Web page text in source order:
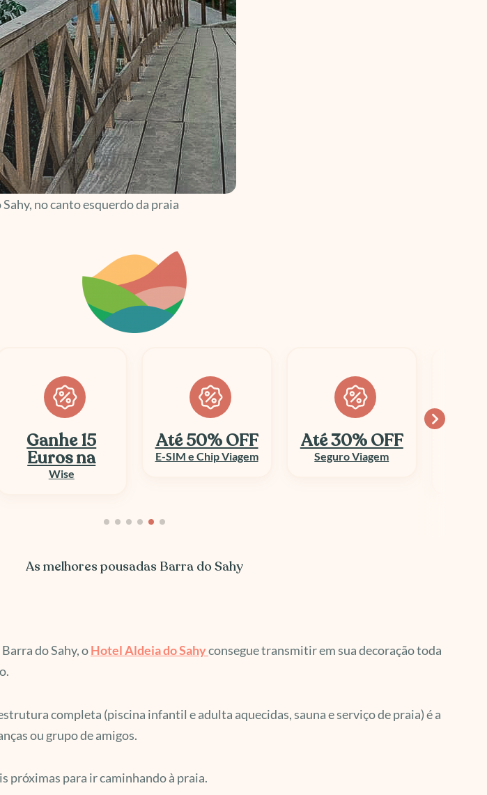
no canto esquerdo da praia
Até 50% OFF
E-SIM e Chip Viagem
Até 30% OFF
Seguro Viagem
Economize
até 70%
As melhores pousadas Barra do Sahy
do Sahy, oHotel Aldeia do Sahyconsegue transmitir em sua decoração toda
completa (piscina infantil e adulta aquecidas, sauna e serviço de praia) é a
ou grupo de amigos.
próximas para ir caminhando à praia.